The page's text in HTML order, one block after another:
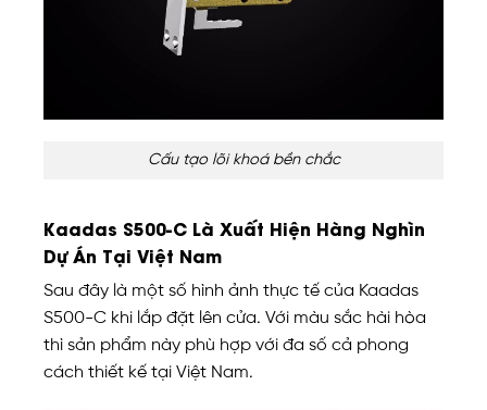
Cấu tạo lõi khoá bền chắc
Kaadas S500-C Là Xuất Hiện Hàng Nghìn
Dự Án Tại Việt Nam
Sau đây là một số hình ảnh thực tế của Kaadas
S500-C khi lắp đặt lên cửa. Với màu sắc hài hòa
thì sản phẩm này phù hợp với đa số cả phong
cách thiết kế tại Việt Nam.